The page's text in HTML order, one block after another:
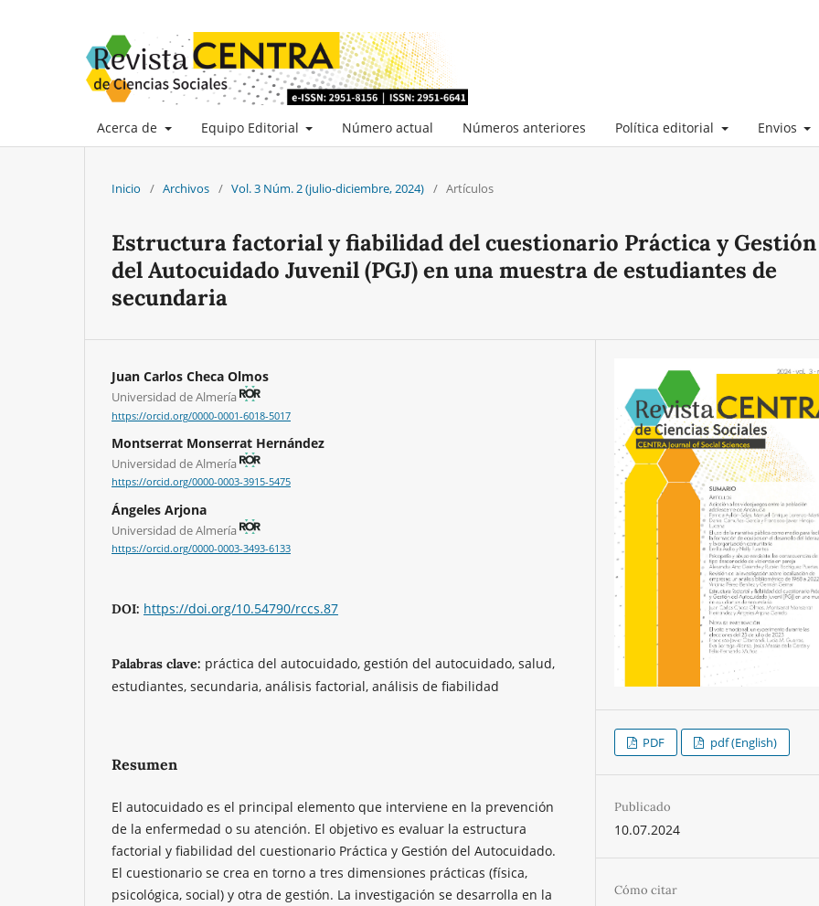
Acerca de Equipo Editorial Número actual Números anteriores Política editorial Envios
Inicio / Archivos / Vol. 3 Núm. 2 (julio-diciembre, 2024) / Artículos
Estructura factorial y fiabilidad del cuestionario Práctica y Gestión
del Autocuidado Juvenil (PGJ) en una muestra de estudiantes de
secundaria
Juan Carlos Checa Olmos
Universidad de Almería
https://orcid.org/0000-0001-6018-5017
Montserrat Monserrat Hernández
Universidad de Almería
https://orcid.org/0000-0003-3915-5475
Ángeles Arjona
Universidad de Almería
https://orcid.org/0000-0003-3493-6133
DOI: https://doi.org/10.54790/rccs.87
Palabras clave: práctica del autocuidado, gestión del autocuidado, salud,
estudiantes, secundaria, análisis factorial, análisis de fiabilidad
Resumen
El autocuidado es el principal elemento que interviene en la prevención
de la enfermedad o su atención. El objetivo es evaluar la estructura
factorial y fiabilidad del cuestionario Práctica y Gestión del Autocuidado.
El cuestionario se crea en torno a tres dimensiones prácticas (física,
psicológica, social) y otra de gestión. La investigación se desarrolla en la
PDF pdf (English)
Publicado
10.07.2024
Cómo citar